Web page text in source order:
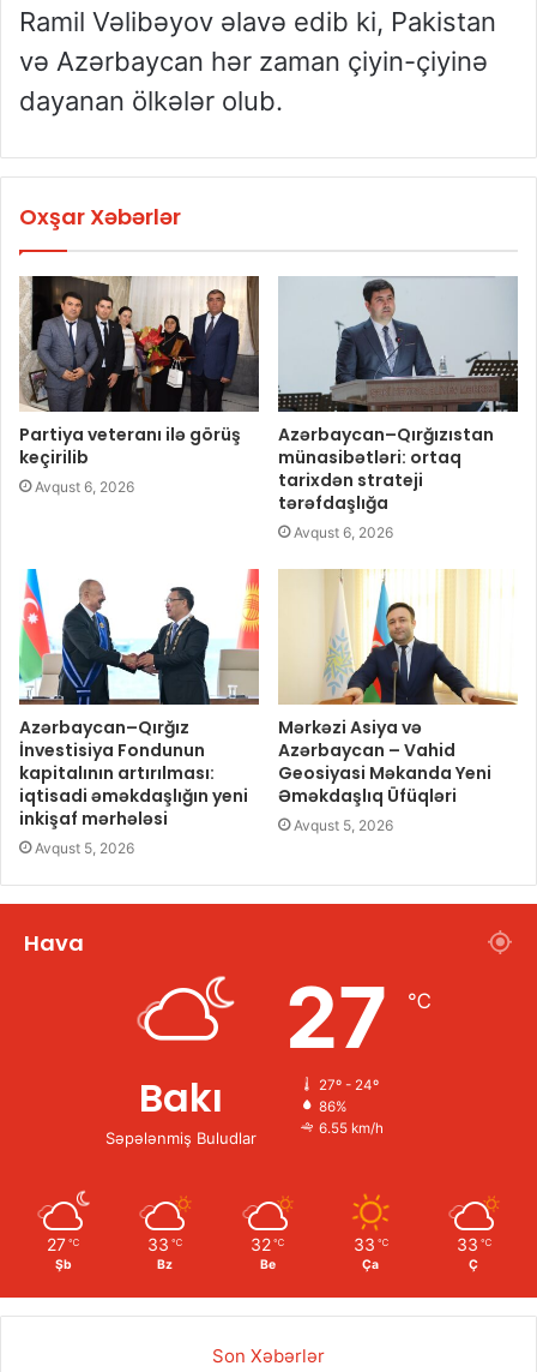
Ramil Vəlibəyov əlavə edib ki, Pakistan
və Azərbaycan hər zaman çiyin-çiyinə
dayanan ölkələr olub.
Oxşar Xəbərlər
Partiya veteranı ilə görüş
keçirilib
Avqust 6, 2026
Azərbaycan–Qırğızıstan
münasibətləri: ortaq
tarixdən strateji
tərəfdaşlığa
Avqust 6, 2026
Azərbaycan–Qırğız
İnvestisiya Fondunun
kapitalının artırılması:
iqtisadi əməkdaşlığın yeni
inkişaf mərhələsi
Avqust 5, 2026
Mərkəzi Asiya və
Azərbaycan – Vahid
Geosiyasi Məkanda Yeni
Əməkdaşlıq Üfüqləri
Avqust 5, 2026
Hava
Bakı
Səpələnmiş Buludlar
27 ℃
27º - 24º
86%
6.55 km/h
27 ℃
Şb
33 ℃
Bz
32 ℃
Be
33 ℃
Ça
33 ℃
Ç
Son Xəbərlər